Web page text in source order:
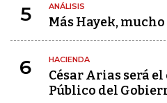
5 ANÁLISIS
Más Hayek,
6 HACIENDA
César Arias será
Público del